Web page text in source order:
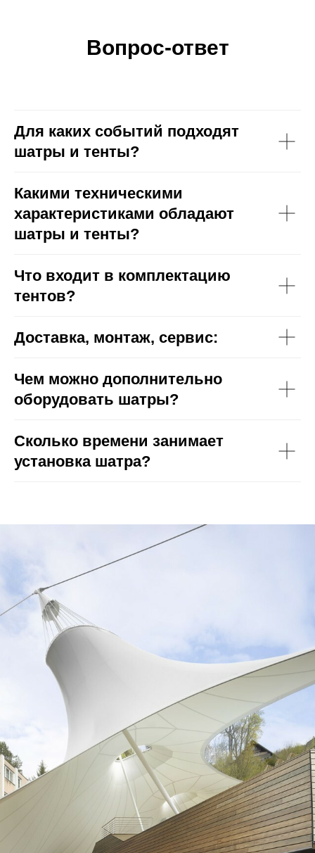
Вопрос-ответ
Для каких событий подходят
шатры и тенты?
Какими техническими
характеристиками обладают
шатры и тенты?
Что входит в комплектацию
тентов?
Доставка, монтаж, сервис:
Чем можно дополнительно
оборудовать шатры?
Сколько времени занимает
установка шатра?